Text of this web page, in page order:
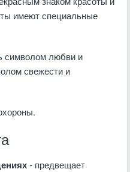
имеют специальные
символом любви и
свежести и
- предвещает